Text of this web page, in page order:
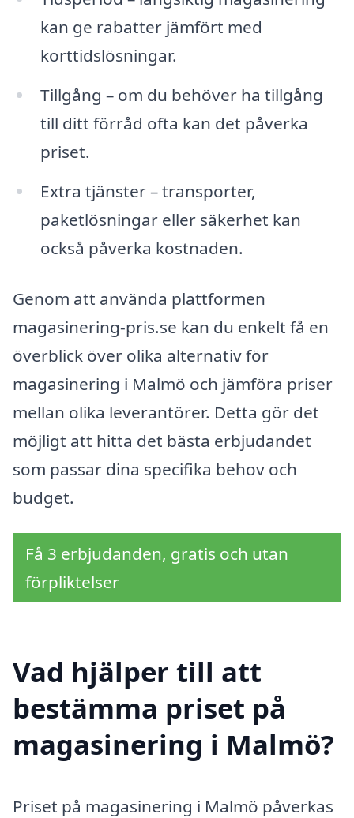
kan ge rabatter jämfört med
korttidslösningar.
Tillgång – om du behöver ha tillgång
till ditt förråd ofta kan det påverka
priset.
Extra tjänster – transporter,
paketlösningar eller säkerhet kan
också påverka kostnaden.
Genom att använda plattformen
magasinering-pris.se kan du enkelt få en
överblick över olika alternativ för
magasinering i Malmö och jämföra priser
mellan olika leverantörer. Detta gör det
möjligt att hitta det bästa erbjudandet
som passar dina specifika behov och
budget.
Få 3 erbjudanden, gratis och utan
förpliktelser
Vad hjälper till att
bestämma priset på
magasinering i Malmö?
Priset på magasinering i Malmö påverkas